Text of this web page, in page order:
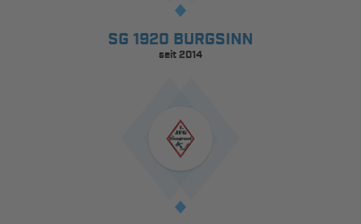
SG 1920 BURGSINN
seit 2014